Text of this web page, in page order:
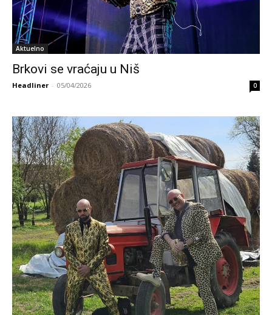
Aktuelno
Brkovi se vraćaju u Niš
Headliner - 05/04/2026 0